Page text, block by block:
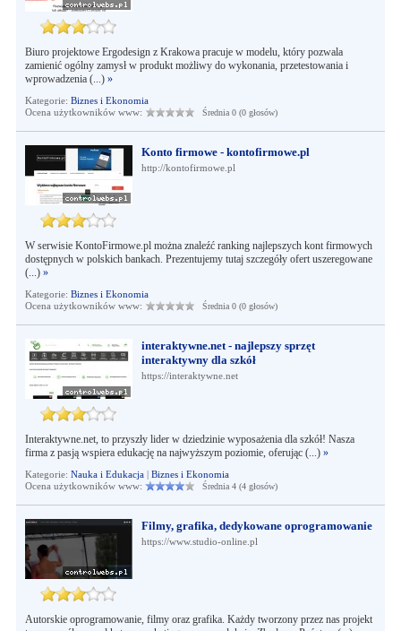
Biuro projektowe Ergodesign z Krakowa pracuje w modelu, który pozwala
zamienić ogólny zamysł w produkt możliwy do wykonania, przetestowania i
wprowadzenia (...) »
Kategorie: Biznes i Ekonomia
Ocena użytkowników www:
Średnia 0 (0 głosów)
Konto firmowe - kontofirmowe.pl
http://kontofirmowe.pl
W serwisie KontoFirmowe.pl można znaleźć ranking najlepszych kont firmowych
dostępnych w polskich bankach. Prezentujemy tutaj szczegóły ofert uszeregowane
(...) »
Kategorie: Biznes i Ekonomia
Ocena użytkowników www:
Średnia 0 (0 głosów)
interaktywne.net - najlepszy sprzęt
interaktywny dla szkół
https://interaktywne.net
Interaktywne.net, to przyszły lider w dziedzinie wyposażenia dla szkół! Nasza
firma z pasją wspiera edukację na najwyższym poziomie, oferując (...) »
Kategorie: Nauka i Edukacja| Biznes i Ekonomia
Ocena użytkowników www:
Średnia 4 (4 głosów)
Filmy, grafika, dedykowane oprogramowanie
https://www.studio-online.pl
Autorskie oprogramowanie, filmy oraz grafika. Każdy tworzony przez nas projekt